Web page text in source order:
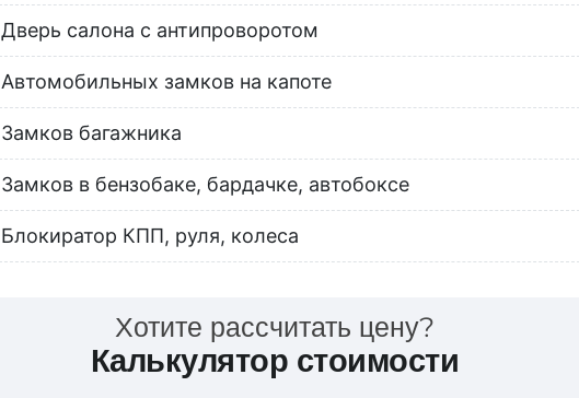
Дверь салона с антипроворотом
Автомобильных замков на капоте
Замков багажника
Замков в бензобаке, бардачке, автобоксе
Блокиратор КПП, руля, колеса
Хотите рассчитать цену?
Калькулятор стоимости